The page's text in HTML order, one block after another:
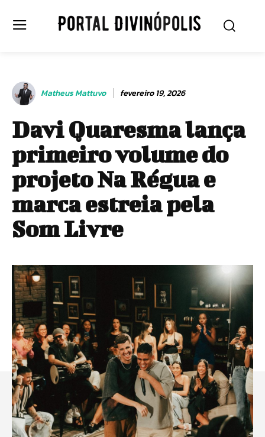
Matheus Mattuvo fevereiro 19, 2026
Davi Quaresma lança
primeiro volume do
projeto Na Régua e
marca estreia pela
Som Livre